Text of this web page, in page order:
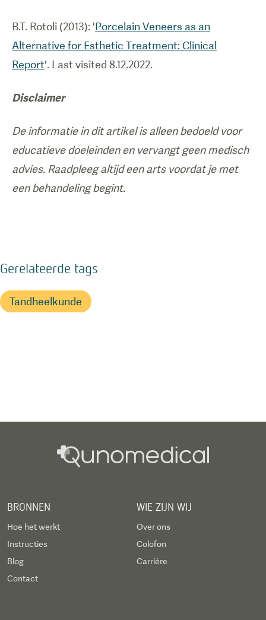
B.T. Rotoli (2013): 'Porcelain Veneers as an
Alternative for Esthetic Treatment: Clinical
Report'. Last visited 8.12.2022.
Disclaimer
De informatie in dit artikel is alleen bedoeld voor
educatieve doeleinden en vervangt geen medisch
advies. Raadpleeg altijd een arts voordat je met
een behandeling begint.
Gerelateerde tags
Tandheelkunde
BRONNEN
Hoe het werkt
Instructies
Blog
Contact
WIE ZIJN WIJ
Over ons
Colofon
Carrière